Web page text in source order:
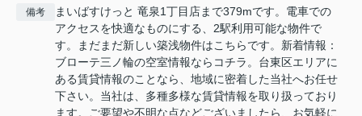
備考
まいばすけっと 竜泉1丁目店まで379mです。電車での
アクセスを快適なものにする、2駅利用可能な物件で
す。まだまだ新しい築浅物件はこちらです。新着情報：
ブローテ三ノ輪の空室情報ならコチラ。台東区エリアに
ある賃貸情報のことなら、地域に密着した当社へお任せ
下さい。当社は、多種多様な賃貸情報を取り扱っており
ます。ご要望や不明な点などございましたら、お気軽に